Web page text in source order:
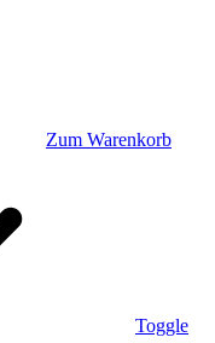
Zum Warenkorb
Toggle